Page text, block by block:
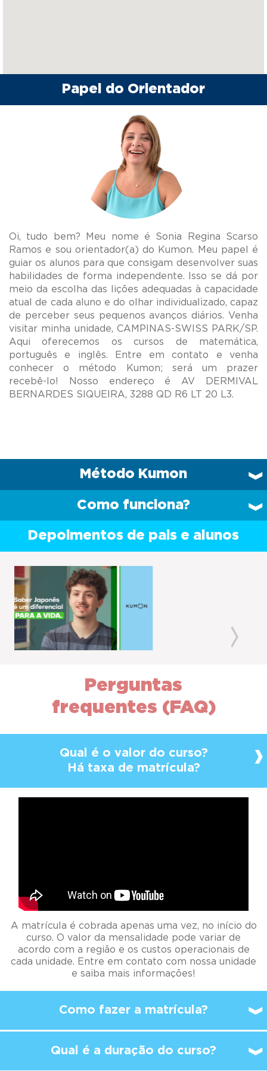
Papel do Orientador
Oi, tudo bem? Meu nome é Sonia Regina Scarso
Ramos e sou orientador(a) do Kumon. Meu papel é
guiar os alunos para que consigam desenvolver suas
habilidades de forma independente. Isso se dá por
meio da escolha das lições adequadas à capacidade
atual de cada aluno e do olhar individualizado, capaz
de perceber seus pequenos avanços diários. Venha
visitar minha unidade, CAMPINAS-SWISS PARK/SP.
Aqui oferecemos os cursos de matemática,
português e inglês. Entre em contato e venha
conhecer o método Kumon; será um prazer
recebê-lo! Nosso endereço é AV DERMIVAL
Método Kumon
Como funciona?
Depoimentos de pais e alunos
Previous
Perguntas
frequentes (FAQ)
Qual é o valor do curso?
Há taxa de matrícula?
A matrícula é cobrada apenas uma vez, no início do
curso. O valor da mensalidade pode variar de
acordo com a região e os custos operacionais de
cada unidade. Entre em contato com nossa unidade
e saiba mais informações!
Como fazer a matrícula?
Qual é a duração do curso?